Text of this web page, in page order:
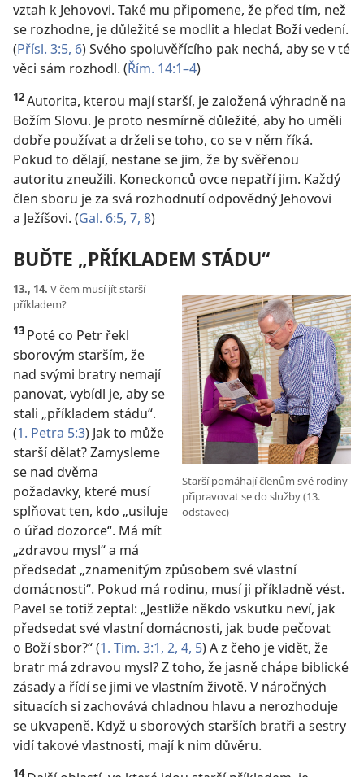
vztah k Jehovovi. Také mu připomene, že před tím, než
se rozhodne, je důležité se modlit a hledat Boží vedení.
(Přísl. 3:5, 6) Svého spoluvěřícího pak nechá, aby se v té
věci sám rozhodl. (Řím. 14:1–4)
12Autorita, kterou mají starší, je založená výhradně na
Božím Slovu. Je proto nesmírně důležité, aby ho uměli
dobře používat a drželi se toho, co se v něm říká.
Pokud to dělají, nestane se jim, že by svěřenou
autoritu zneužili. Koneckonců ovce nepatří jim. Každý
člen sboru je za svá rozhodnutí odpovědný Jehovovi
a Ježíšovi. (Gal. 6:5, 7, 8)
BUĎTE „PŘÍKLADEM STÁDU“
Starší pomáhají členům své rodiny
připravovat se do služby (13.
odstavec)
13., 14. V čem musí jít starší
příkladem?
13 Poté co Petr řekl
sborovým starším, že
nad svými bratry nemají
panovat, vybídl je, aby se
stali „příkladem stádu“.
(1. Petra 5:3) Jak to může
starší dělat? Zamysleme
se nad dvěma
požadavky, které musí
splňovat ten, kdo „usiluje
o úřad dozorce“. Má mít
„zdravou mysl“ a má
předsedat „znamenitým způsobem své vlastní
domácnosti“. Pokud má rodinu, musí ji příkladně vést.
Pavel se totiž zeptal: „Jestliže někdo vskutku neví, jak
předsedat své vlastní domácnosti, jak bude pečovat
o Boží sbor?“ (1. Tim. 3:1, 2, 4, 5) A z čeho je vidět, že
bratr má zdravou mysl? Z toho, že jasně chápe biblické
zásady a řídí se jimi ve vlastním životě. V náročných
situacích si zachovává chladnou hlavu a nerozhoduje
se ukvapeně. Když u sborových starších bratři a sestry
vidí takové vlastnosti, mají k nim důvěru.
14